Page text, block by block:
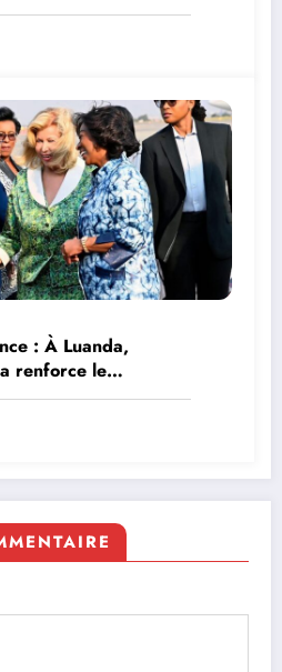
: À Luanda,
renforce le
de la Côte d’Ivoire en